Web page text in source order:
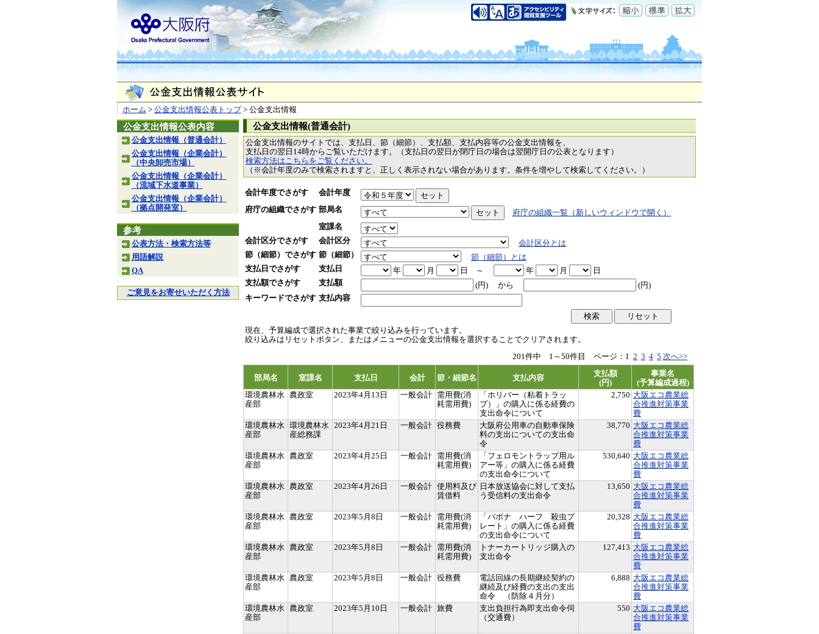
ホーム > 公金支出情報公表トップ> 公金支出情報
公金支出情報公表内容
公金支出情報（普通会計）
公金支出情報（企業会計）
（中央卸売市場）
公金支出情報（企業会計）
（流域下水道事業）
公金支出情報（企業会計）
（拠点開発室）
参考
公表方法・検索方法等
用語解説
QA
ご意見をお寄せいただく方法
公金支出情報(普通会計)
公金支出情報のサイトでは、支払日、節（細節）、支払額、支払内容等の公金支出情報を、
支払日の翌日14時からご覧いただけます。（支払日の翌日が閉庁日の場合は翌開庁日の公表となります）
検索方法はこちらをご覧ください。
（※会計年度のみで検索されますと、正しく表示されない場合があります。条件を増やして検索してください。）
会計年度でさがす
会計年度
府庁の組織でさがす 部局名
府庁の組織一覧（新しいウィンドウで開く）
室課名
会計区分でさがす
会計区分
会計区分とは
節（細節）でさがす 節（細節）
節（細節）とは
支払日でさがす
支払日 年 月 日 ～ 年 月
日
支払額でさがす
支払額 (円) から
(円)
キーワードでさがす 支払内容
現在、予算編成で選択された事業で絞り込みを行っています。
絞り込みはリセットボタン、またはメニューの公金支出情報を選択することでクリアされます。
201件中 1～50件目 ページ： 1 2 3 4 5 次へ>>
部局名 室課名 支払日 会計 節・細節名 支払内容
支払額
(円)
事業名
(予算編成過程)
環境農林水
産部
農政室 2023年4月13日 一般会計
需用費(消
耗需用費)
「ホリバー（粘着トラッ
プ）」の購入に係る経費の
支出命令について
2,750 大阪エコ農業総
合推進対策事業
費
環境農林水
産部
環境農林水
産総務課
2023年4月21日 一般会計 役務費
大阪府公用車の自動車保険
料の支出についての支出命
令
38,770 大阪エコ農業総
合推進対策事業
費
環境農林水
産部
農政室 2023年4月25日 一般会計
需用費(消
耗需用費)
「フェロモントラップ用ル
アー等」の購入に係る経費
の支出命令について
530,640 大阪エコ農業総
合推進対策事業
費
環境農林水
産部
農政室 2023年4月26日 一般会計 使用料及び
賃借料
日本放送協会に対して支払
う受信料の支出命令
13,650 大阪エコ農業総
合推進対策事業
費
環境農林水
産部
農政室 2023年5月8日 一般会計
需用費(消
耗需用費)
「バポナ ハーフ 殺虫プ
レート」の購入に係る経費
の支出命令について
20,328 大阪エコ農業総
合推進対策事業
費
環境農林水
産部
農政室 2023年5月8日 一般会計
需用費(消
耗需用費)
トナーカートリッジ購入の
支出命令
127,413 大阪エコ農業総
合推進対策事業
費
環境農林水
産部
農政室 2023年5月8日 一般会計 役務費
電話回線の長期継続契約の
継続及び経費の支出の支出
命令 （防除４月分）
6,888 大阪エコ農業総
合推進対策事業
費
環境農林水
産部
農政室 2023年5月10日 一般会計 旅費
支出負担行為即支出命令伺
（交通費）
550 大阪エコ農業総
合推進対策事業
費